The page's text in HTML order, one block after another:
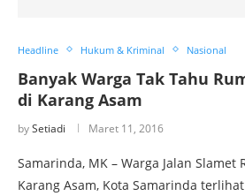
Headline Hukum & Kriminal Nasional
Banyak Warga Tak Tahu
di Karang Asam
bySetiadi Maret 11, 2016
Samarinda, MK – Warga Jalan Slamet
Karang Asam, Kota Samarinda